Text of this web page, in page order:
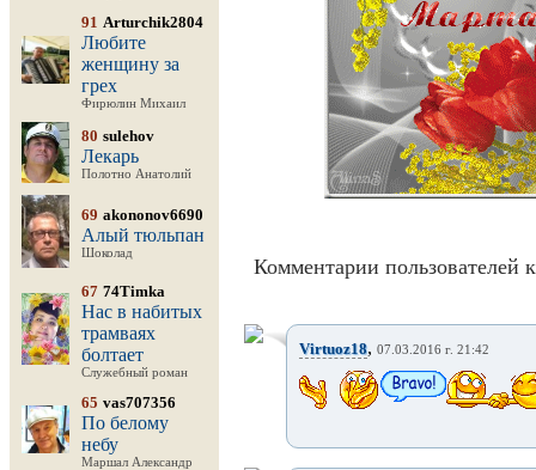
91 Arturchik2804
Любите
женщину за
грех
Фирюлин Михаил
80 sulehov
Лекарь
Полотно Анатолий
69 akononov6690
Алый тюльпан
Шоколад
67 74Timka
Нас в набитых
трамваях
болтает
Служебный роман
65 vas707356
По белому
небу
Маршал Александр
Комментарии пользователей
Virtuoz18, 07.03.2016 г. 21:42